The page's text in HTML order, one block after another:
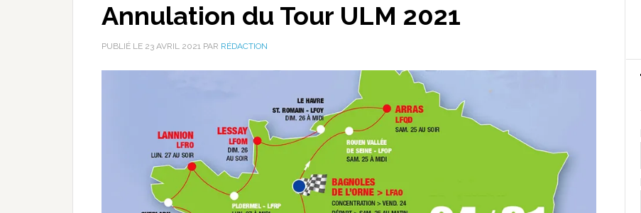
Annulation du Tour ULM 2021
PUBLIÉ LE 23 AVRIL 2021 PAR RÉDACTION